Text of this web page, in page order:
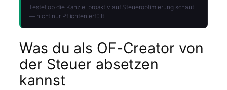
Testet ob die Kanzlei proaktiv auf Steueroptimierung schaut
— nicht nur Pflichten erfüllt.
Was du als OF-Creator von
der Steuer absetzen
kannst